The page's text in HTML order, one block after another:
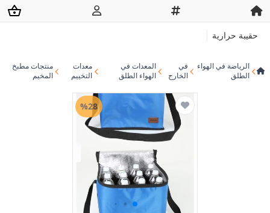
حقيبة حرارية
الرياضة في الهواء
الطلق
في
الخارج
المعدات في
الهواء الطلق
معدات
التخييم
منتجات مطبخ
المخيم
%28